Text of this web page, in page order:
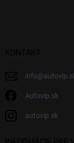
info@
Autovip.sk
autovip.sk